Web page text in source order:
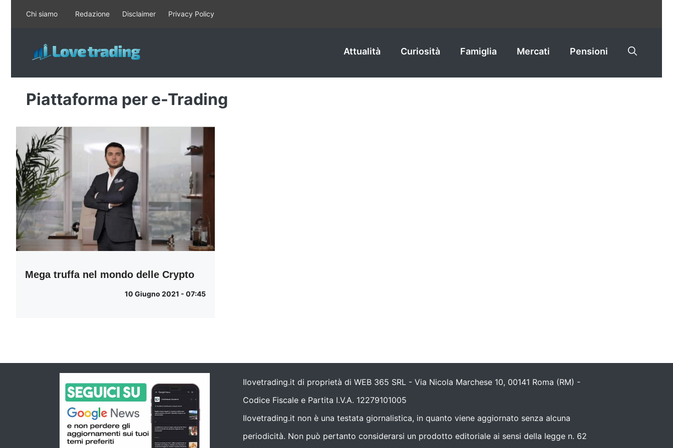
contenuto
Chi siamo Redazione Disclaimer Privacy Policy
Attualità Curiosità Famiglia Mercati Pensioni
Piattaforma per e-Trading
Mega truffa nel mondo delle Crypto
10 Giugno 2021 - 07:45
Ilovetrading.it di proprietà di WEB 365 SRL - Via Nicola Marchese 10, 00141 Roma (RM) -
Codice Fiscale e Partita I.V.A. 12279101005
Ilovetrading.it non è una testata giornalistica, in quanto viene aggiornato senza alcuna
periodicità. Non può pertanto considerarsi un prodotto editoriale ai sensi della legge n. 62